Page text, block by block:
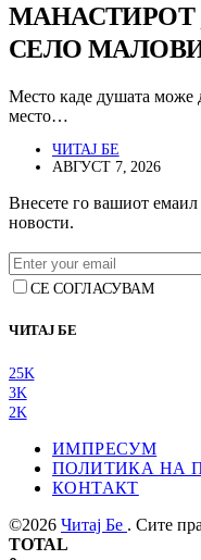
МАНАСТИРОТ
СЕЛО
Место каде душата може
место…
ЧИТАЈ БЕ
АВГУСТ 7, 2026
Внесете го вашиот
новости.
СЕ СОГЛАСУВАМ
ЧИТАЈ БЕ
25K
3K
2K
ИМПРЕСУМ
ПОЛИТИКА НА
КОНТАКТ
©2026 Читај Бе . Сите
TOTAL